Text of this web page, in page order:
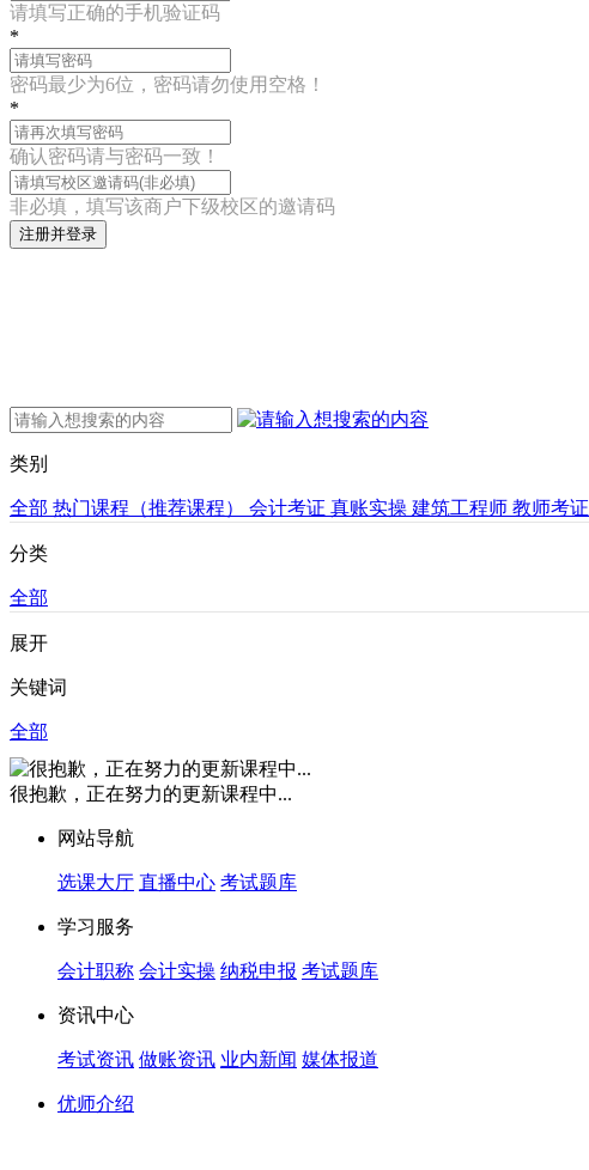
请填写正确的手机验证码
*
密码最少为6位，密码请勿使用空格！
*
确认密码请与密码一致！
非必填，填写该商户下级校区的邀请码
注册并登录
类别
全部 热门课程（推荐课程） 会计考证 真账实操 建筑工程师 教师考证
分类
全部
展开
关键词
全部
很抱歉，正在努力的更新课程中...
网站导航
选课大厅 直播中心 考试题库
学习服务
会计职称 会计实操 纳税申报 考试题库
资讯中心
考试资讯 做账资讯 业内新闻 媒体报道
优师介绍